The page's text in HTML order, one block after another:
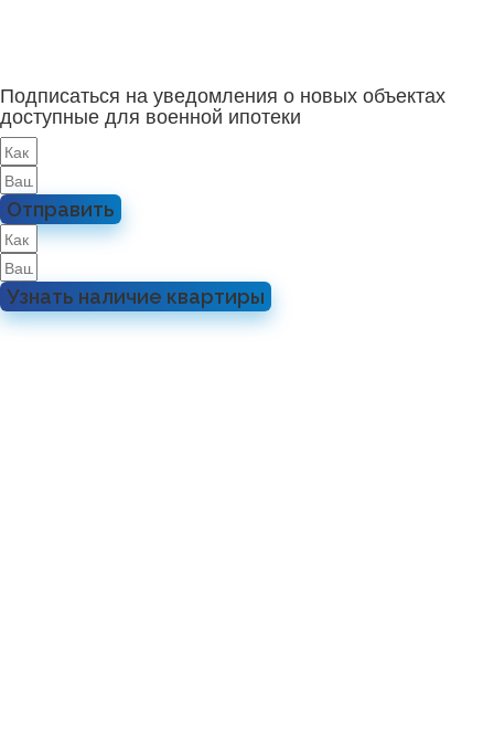
Подписаться на уведомления о новых объектах
доступные для военной ипотеки
Отправить
Узнать наличие квартиры